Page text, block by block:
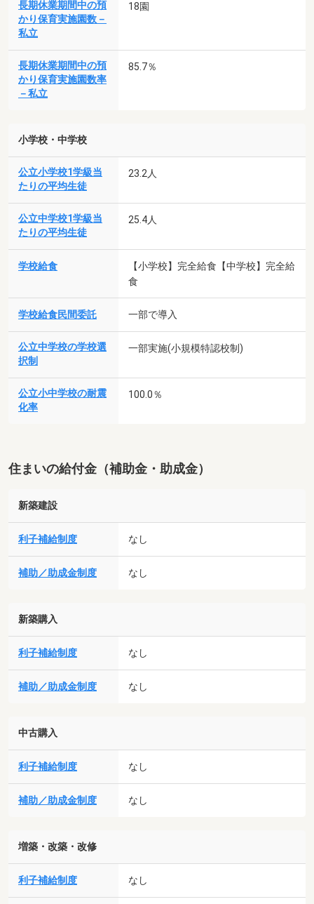
長期休業期間中の預
かり保育実施園数－
私立
18園
長期休業期間中の預
かり保育実施園数率
－私立
85.7％
小学校・中学校
公立小学校1学級当
たりの平均生徒
23.2人
公立中学校1学級当
たりの平均生徒
25.4人
学校給食
【小学校】完全給食【中学校】完全給
食
学校給食民間委託 一部で導入
公立中学校の学校選
択制
一部実施(小規模特認校制)
公立小中学校の耐震
化率
100.0％
住まいの給付金（補助金・助成金）
新築建設
利子補給制度 なし
補助／助成金制度 なし
新築購入
利子補給制度 なし
補助／助成金制度 なし
中古購入
利子補給制度 なし
補助／助成金制度 なし
増築・改築・改修
利子補給制度 なし